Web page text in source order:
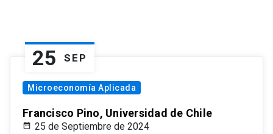
25 SEP
Microeconomía Aplicada
Francisco Pino, Universidad de Chile
25 de Septiembre de 2024